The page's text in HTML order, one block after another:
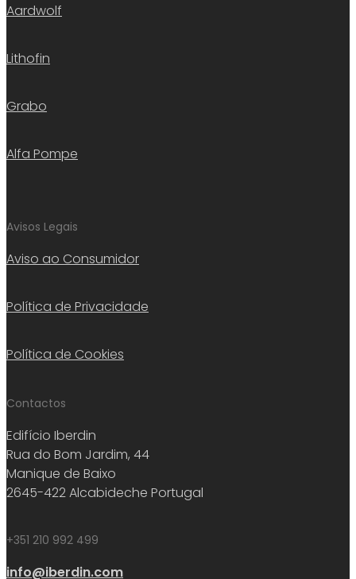
Aardwolf
Lithofin
Grabo
Alfa Pompe
Avisos Legais
Aviso ao Consumidor
Política de Privacidade
Política de Cookies
Contactos
Edifício Iberdin
Rua do Bom Jardim, 44
Manique de Baixo
2645-422 Alcabideche Portugal
+351 210 992 499
info@iberdin.com